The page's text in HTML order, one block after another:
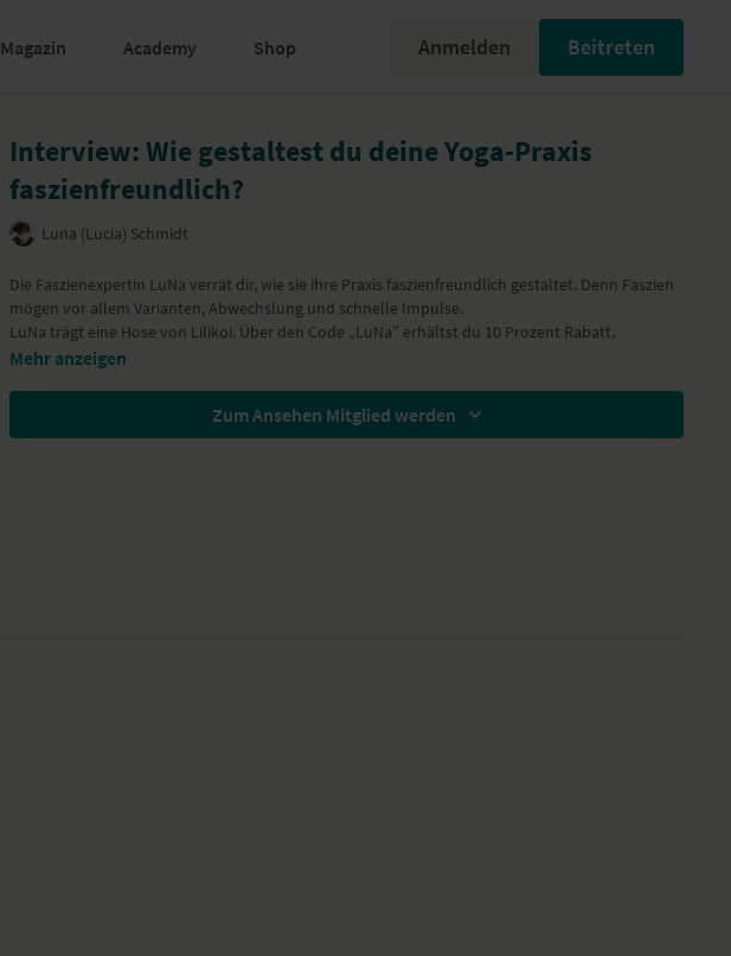
Magazin Academy Shop Anmelden Beitreten
Interview: Wie gestaltest du deine Yoga-Praxis
faszienfreundlich?
Luna (Lucia) Schmidt
Die Faszienexpertin LuNa verrät dir, wie sie ihre Praxis faszienfreundlich gestaltet. Denn Faszien
mögen vor allem Varianten, Abwechslung und schnelle Impulse.
LuNa trägt eine Hose von Lilikoi. Über den Code „LuNa” erhältst du 10 Prozent Rabatt.
Mehr anzeigen
Zum Ansehen Mitglied werden